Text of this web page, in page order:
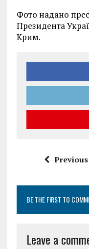
Фото надано
Президента
Крим.
BE THE FIRST TO
Leave a